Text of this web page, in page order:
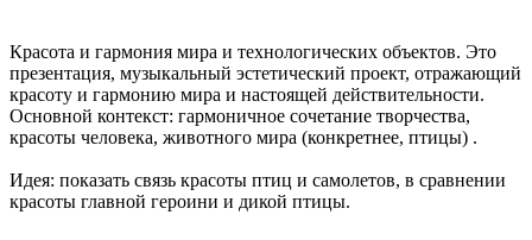
Красота и гармония мира и технологических объектов. Это
презентация, музыкальный эстетический проект, отражающий
красоту и гармонию мира и настоящей действительности.
Основной контекст: гармоничное сочетание творчества,
красоты человека, животного мира (конкретнее, птицы) .
Идея: показать связь красоты птиц и самолетов, в сравнении
красоты главной героини и дикой птицы.